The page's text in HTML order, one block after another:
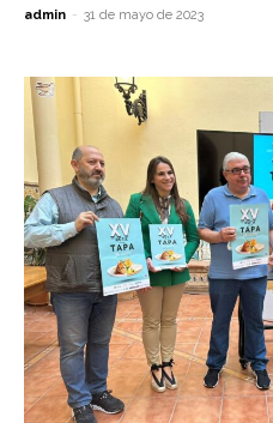
admin - 31 de mayo de 2023